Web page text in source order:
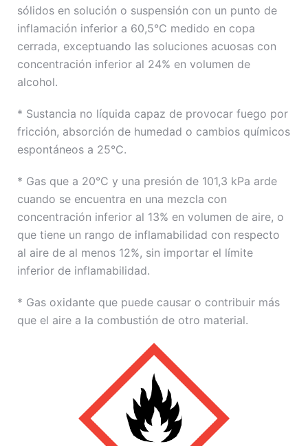
sólidos en solución o suspensión con un punto de
inflamación inferior a 60,5°C medido en copa
cerrada, exceptuando las soluciones acuosas con
concentración inferior al 24% en volumen de
alcohol.
* Sustancia no líquida capaz de provocar fuego por
fricción, absorción de humedad o cambios químicos
espontáneos a 25°C.
* Gas que a 20°C y una presión de 101,3 kPa arde
cuando se encuentra en una mezcla con
concentración inferior al 13% en volumen de aire, o
que tiene un rango de inflamabilidad con respecto
al aire de al menos 12%, sin importar el límite
inferior de inflamabilidad.
* Gas oxidante que puede causar o contribuir más
que el aire a la combustión de otro material.